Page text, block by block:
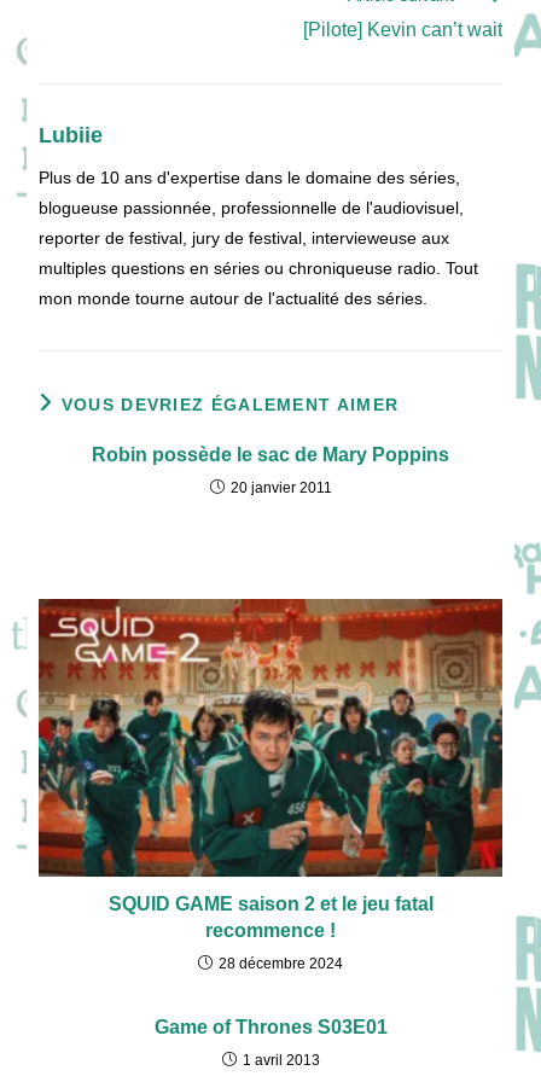
[Pilote] Kevin can’t wait
Lubiie
Plus de 10 ans d'expertise dans le domaine des séries,
blogueuse passionnée, professionnelle de l'audiovisuel,
reporter de festival, jury de festival, intervieweuse aux
multiples questions en séries ou chroniqueuse radio. Tout
mon monde tourne autour de l'actualité des séries.
VOUS DEVRIEZ ÉGALEMENT AIMER
Robin possède le sac de Mary Poppins
20 janvier 2011
SQUID GAME saison 2 et le jeu fatal
recommence !
28 décembre 2024
Game of Thrones S03E01
1 avril 2013